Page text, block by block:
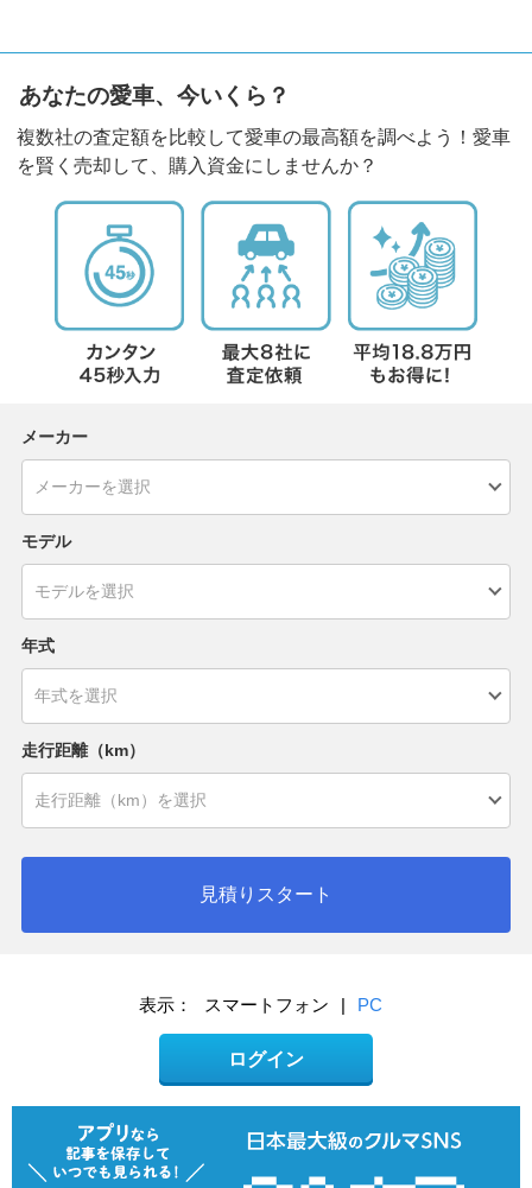
あなたの愛車、今いくら？
複数社の査定額を比較して愛車の最高額を調べよう！愛車
を賢く売却して、購入資金にしませんか？
メーカー
モデル
年式
走行距離（km）
見積りスタート
表示： スマートフォン | PC
ログイン